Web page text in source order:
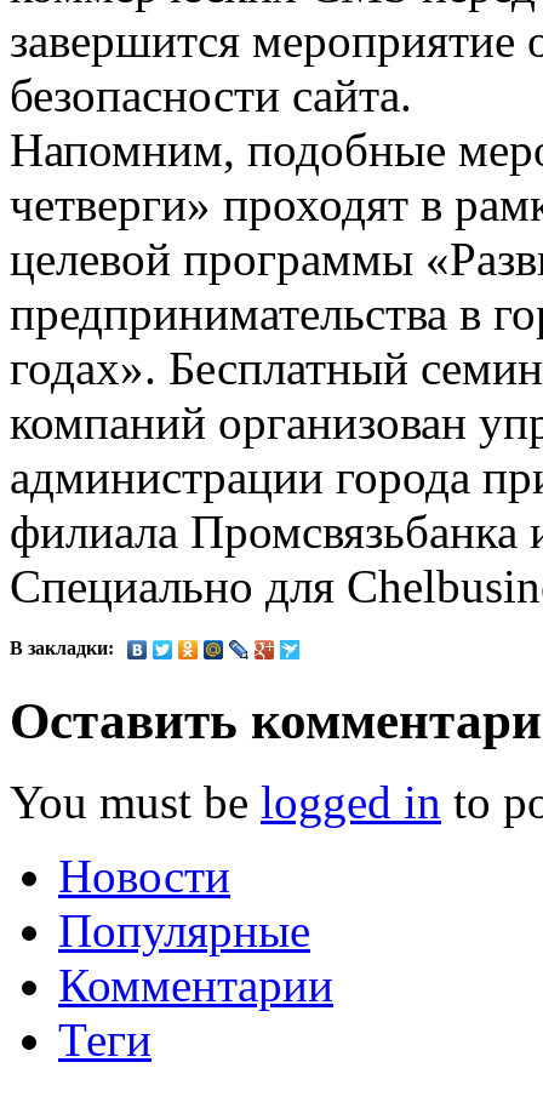
завершится
безопасности сайта.
Напомним, подобные
четверги» проходят в
целевой программы
предпринимательства в
годах». Бесплатный
компаний организован
администрации города
филиала Промсвязьбанка
Специально для
В закладки:
Оставить
You must be logged in to
Новости
Популярные
Комментарии
Теги